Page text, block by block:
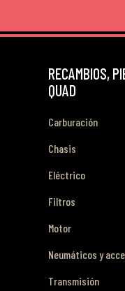
RECAMBIOS,
QUAD
Carburación
Chasis
Eléctrico
Filtros
Motor
Neumáticos y
Transmisión